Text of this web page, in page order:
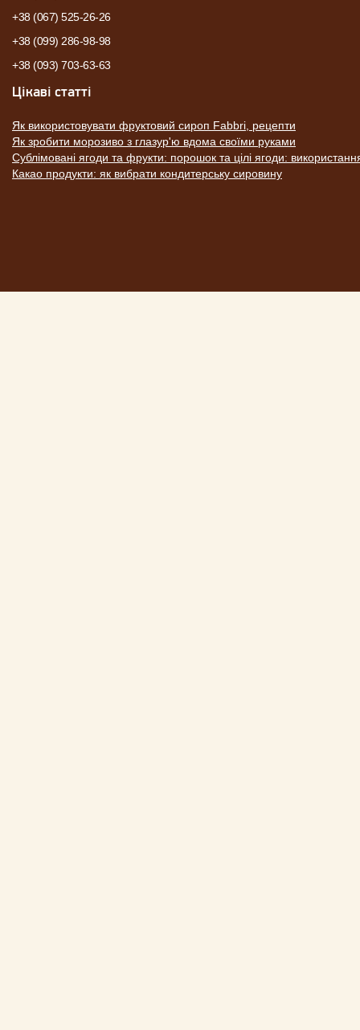
+38 (067) 525-26-26
+38 (099) 286-98-98
+38 (093) 703-63-63
Цікаві статті
Як використовувати фруктовий сироп Fabbri, рецепти
Як зробити морозиво з глазур'ю вдома своїми руками
Сублімовані ягоди та фрукти: порошок та цілі ягоди:
Какао продукти: як вибрати кондитерську сировину